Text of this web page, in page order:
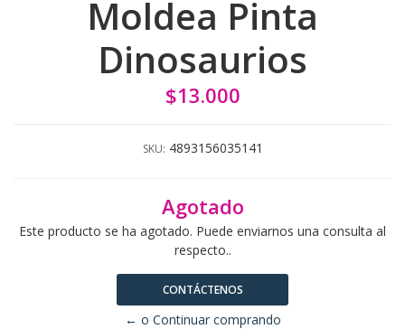
Moldea Pinta
Dinosaurios
$13.000
SKU: 4893156035141
Agotado
Este producto se ha agotado. Puede enviarnos una consulta al
respecto..
CONTÁCTENOS
← o Continuar comprando